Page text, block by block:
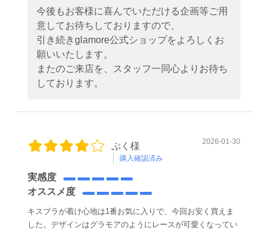
今後もお客様に喜んでいただける企画等ご用
意してお待ちしておりますので、
引き続きglamore公式ショップをよろしくお
願いいたします。
またのご来店を、スタッフ一同心よりお待ち
しております。
ぷく様
購入確認済み
2026-01-30
実感度
オススメ度
キスブラが着け心地は1番お気に入りで、今回お安く買えま
した。デザインはグラモアのようにレースが可愛くなってい